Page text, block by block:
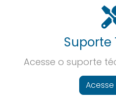
Suporte
Acesse o suporte